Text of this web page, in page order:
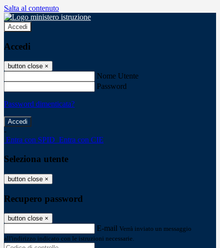
Salta al contenuto
Accedi
Accedi
button close ×
Nome Utente
Password
Password dimenticata?
-
Entra con SPID Entra con CIE
Seleziona utente
button close ×
Recupero password
button close ×
E-mail Verrà inviato un messaggio
all'indirizzo indicato con le istruzioni necessarie.